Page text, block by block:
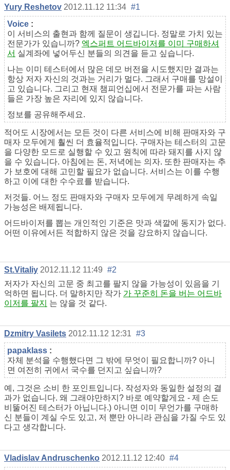
Yury Reshetov 2012.11.12 11:34 #1
Voice :
이 서비스의 출현과 함께 질문이 생깁니다. 정말로 가치 있는
전문가가 있습니까? 엑스퍼트 어드바이저를 이미 구매하셔
서 실계좌에 넣어두신 분들의 의견을 듣고 싶습니다.
나는 이미 테스터에서 많은 데모 버전을 시도했지만 결과는
항상 저자 자신의 것과는 거리가 멀다. 그래서 구매를 망설이
고 있습니다. 그리고 현재 챔피언십에서 전문가를 파는 사람
들은 가장 높은 자리에 있지 않습니다.
정보를 공유해주세요.
적어도 시장에서는 모든 것이 다른 서비스에 비해 판매자와 구
매자 모두에게 훨씬 더 효율적입니다. 구매자는 테스터의 고문
을 다양한 모드로 실행할 수 있고 원칙에 따라 돼지를 사지 않
을 수 있습니다. 아침에는 돈, 저녁에는 의자. 또한 판매자는 추
가 보호에 대해 고민할 필요가 없습니다. 서비스는 이를 수행
하고 이에 대한 수수료를 받습니다.
저것들. 어느 정도 판매자와 구매자 모두에게 무례하게 속일
가능성은 배제됩니다.
어드바이저를 뽑는 개인적인 기준은 맛과 색깔에 동지가 없다.
어떤 이유에서든 적합하지 않은 것을 강요하지 않습니다.
St.Vitaliy 2012.11.12 11:49 #2
저자가 자신의 고문 중 최고를 팔지 않을 가능성이 있음을 기
억하면 됩니다. 더 말하지만 작가 가 꾸준히 돈을 버는 어드바
이저를 팔지
는 않을 것 같다.
Dzmitry Vasilets 2012.11.12 12:31 #3
papaklass :
자체 분석을 수행했다면 그 밖에 무엇이 필요합니까? 아니
면 여전히 귀에서 국수를 던지고 싶습니까?
예, 그것은 소비 한 포인트입니다. 작성자와 동일한 설정의 결
과가 없습니다. 왜 그래야만하지? 바로 예약할게요 - 제 손도
비뚤어진 테스터가 아닙니다.) 아니면 이미 무언가를 구매하
신 분들이 계실 수도 있고, 저 뿐만 아니라 관심을 가질 수도 있
다고 생각합니다.
Vladislav Andruschenko 2012.11.12 12:40 #4